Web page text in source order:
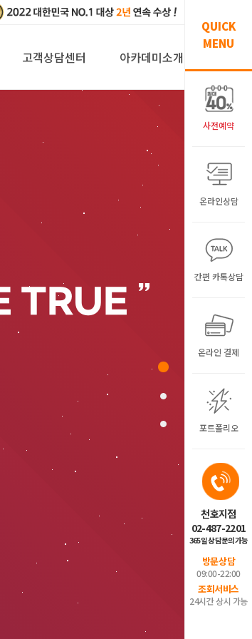
고객상담센터 아카데미소개
QUICK
MENU
사전예약
온라인상담
간편 카톡상담
온라인 결제
포트폴리오
천호지점
02-487-2201
365일 상담문의가능
방문상담
09:00-22:00
조회서비스
24시간 상시 가능
TRUE